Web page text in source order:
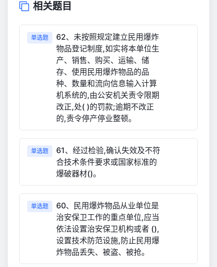
相关题目
单选题
62、未按照规定建立民用爆炸
物品登记制度,如实将本单位生
产、销售、购买、运输、储
存、使用民用爆炸物品的品
种、数量和流向信息输入计算
机系统的,由公安机关责令限期
改正,处( )的罚款;逾期不改正
的,责令停产停业整顿。
单选题
61、经过检验,确认失效及不符
合技术条件要求或国家标准的
爆破器材()。
单选题
60、民用爆炸物品从业单位是
治安保卫工作的重点单位,应当
依法设置治安保卫机构或者 (),
设置技术防范设施,防止民用爆
炸物品丢失、被盗、被抢。